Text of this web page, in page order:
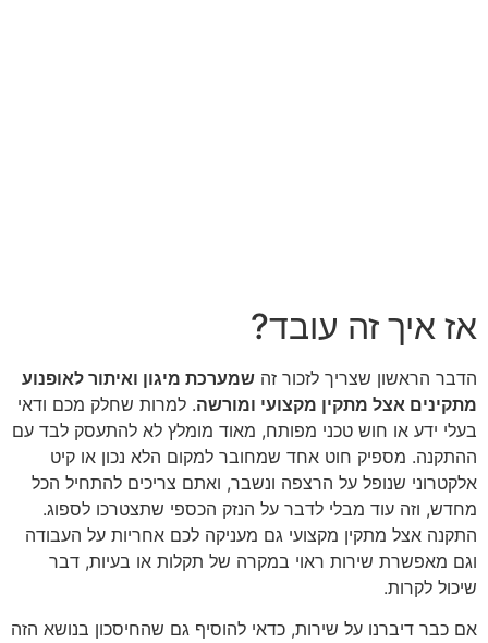
אז איך זה עובד?
הדבר הראשון שצריך לזכור זה שמערכת מיגון ואיתור לאופנוע
מתקינים אצל מתקין מקצועי ומורשה. למרות שחלק מכם ודאי
בעלי ידע או חוש טכני מפותח, מאוד מומלץ לא להתעסק לבד עם
ההתקנה. מספיק חוט אחד שמחובר למקום הלא נכון או קיט
אלקטרוני שנופל על הרצפה ונשבר, ואתם צריכים להתחיל הכל
מחדש, וזה עוד מבלי לדבר על הנזק הכספי שתצטרכו לספוג.
התקנה אצל מתקין מקצועי גם מעניקה לכם אחריות על העבודה
וגם מאפשרת שירות ראוי במקרה של תקלות או בעיות, דבר
שיכול לקרות.
אם כבר דיברנו על שירות, כדאי להוסיף גם שהחיסכון בנושא הזה